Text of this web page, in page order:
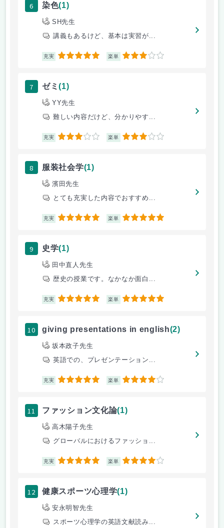
6 染色(1)
SH先生
講義もあるけど、基本は実習が...
充実 5 楽単 3
7 ゼミ(1)
YY先生
難しい内容だけど、分かりやす...
充実 3 楽単 3
8 服装社会学(1)
濱田先生
とても充実した内容でおすすめ...
充実 5 楽単 5
9 史学(1)
田中直人先生
歴史の授業です。なかなか面白...
充実 5 楽単 5
10 giving presentations in english(2)
坂本政子先生
英語での、プレゼンテーション...
充実 5 楽単 4
11 ファッション文化論(1)
高木陽子先生
グローバルにおけるファッショ...
充実 5 楽単 4
12 健康スポーツ心理学(1)
安永明智先生
スポーツ心理学の英語文献読み...